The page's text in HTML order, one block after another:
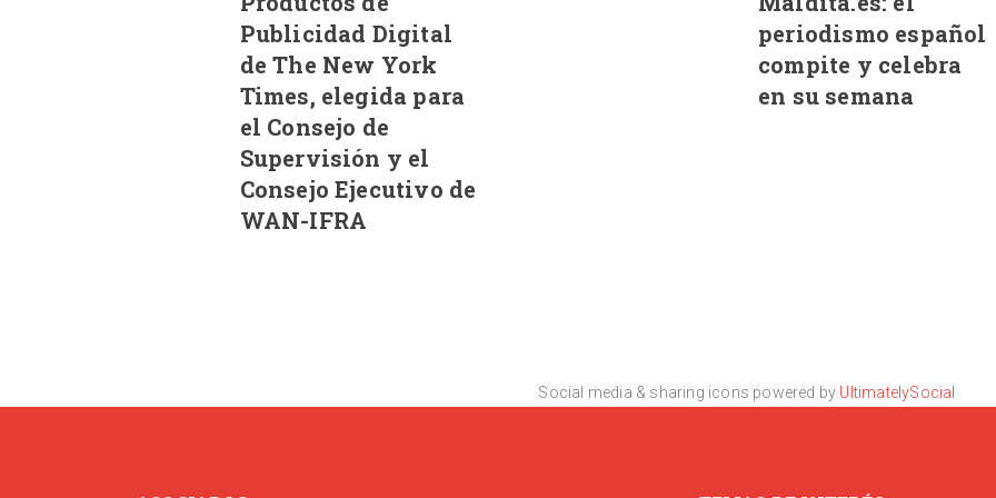
Publicidad Digital
de The New York
Times, elegida para
el Consejo de
Supervisión y el
Consejo Ejecutivo de
WAN-IFRA
periodismo español
compite y celebra
en su semana
Social media & sharing icons powered by UltimatelySocial